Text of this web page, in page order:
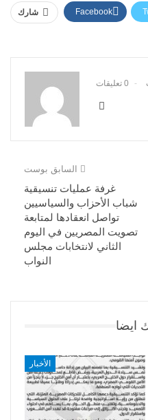
شارك Facebook
0 تعليقات
السابق بوست
غرفة عمليات تنسيقية
شباب الأحزاب والسياسيين
تواصل انعقادها لمتابعة
تصويت المصريين في اليوم
الثاني لانتخابات مجلس
النواب
ايضا
الأخبار